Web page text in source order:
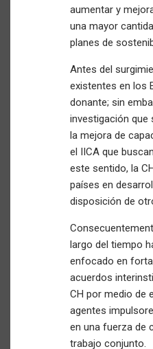
aumentar y
una mayor
planes de
Antes del
existentes en los
donante; sin
investigación que
la mejora de
el IICA que
este sentido, la
países en
disposición de
largo del tiempo
enfocado en
acuerdos
CH por medio de
agentes
en una fuerza de
trabajo conjunto.